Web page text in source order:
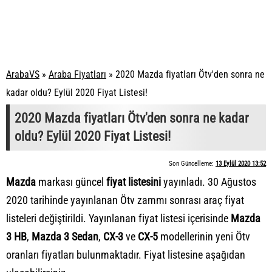
ArabaVS » Araba Fiyatları » 2020 Mazda fiyatları Ötv'den sonra ne
kadar oldu? Eylül 2020 Fiyat Listesi!
2020 Mazda fiyatları Ötv'den sonra ne kadar
oldu? Eylül 2020 Fiyat Listesi!
Son Güncelleme: 13 Eylül 2020 13:52
Mazda markası güncel fiyat listesiniyayınladı. 30 Ağustos
2020 tarihinde yayınlanan Ötv zammı sonrası araç fiyat
listeleri değiştirildi. Yayınlanan fiyat listesi içerisinde Mazda
3 HB, Mazda 3 Sedan, CX-3ve CX-5 modellerinin yeni Ötv
oranları fiyatları bulunmaktadır. Fiyat listesine aşağıdan